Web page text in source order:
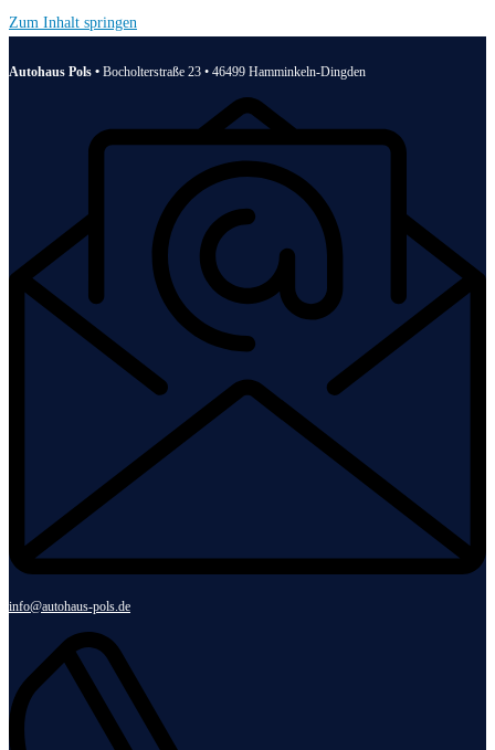
Zum Inhalt springen
Autohaus Pols • Bocholterstraße 23 • 46499 Hamminkeln-Dingden
info@autohaus-pols.de